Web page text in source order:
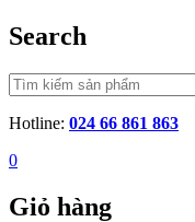
Search
Hotline: 024 66 861 863
0
Giỏ hàng